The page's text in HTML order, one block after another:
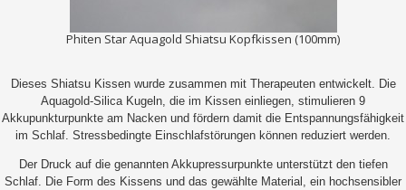
Phiten Star Aquagold Shiatsu Kopfkissen (100mm)
Dieses Shiatsu Kissen wurde zusammen mit Therapeuten entwickelt. Die
Aquagold-Silica Kugeln, die im Kissen einliegen, stimulieren 9
Akkupunkturpunkte am Nacken und fördern damit die Entspannungsfähigkeit
im Schlaf. Stressbedingte Einschlafstörungen können reduziert werden.
Der Druck auf die genannten Akkupressurpunkte unterstützt den tiefen
Schlaf. Die Form des Kissens und das gewählte Material, ein hochsensibler